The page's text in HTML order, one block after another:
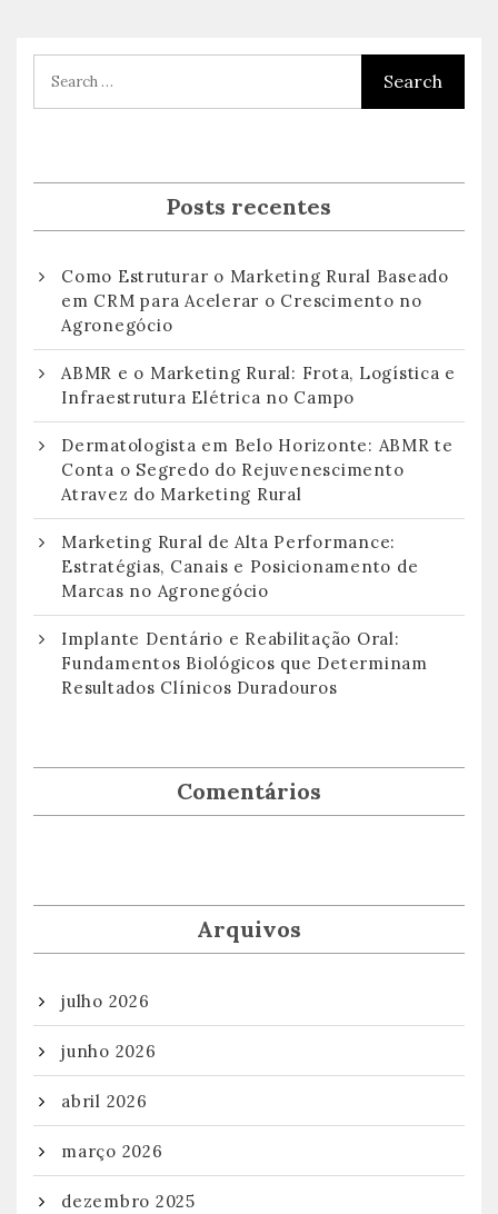
Posts recentes
Como Estruturar o Marketing Rural Baseado
em CRM para Acelerar o Crescimento no
Agronegócio
ABMR e o Marketing Rural: Frota, Logística e
Infraestrutura Elétrica no Campo
Dermatologista em Belo Horizonte: ABMR te
Conta o Segredo do Rejuvenescimento
Atravez do Marketing Rural
Marketing Rural de Alta Performance:
Estratégias, Canais e Posicionamento de
Marcas no Agronegócio
Implante Dentário e Reabilitação Oral:
Fundamentos Biológicos que Determinam
Resultados Clínicos Duradouros
Comentários
Arquivos
julho 2026
junho 2026
abril 2026
março 2026
dezembro 2025